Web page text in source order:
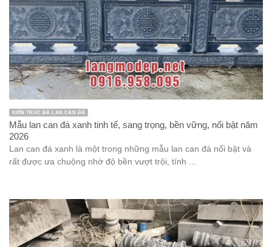
KIẾN TRÚC ĐÁ LAN CAN ĐÁ
Mẫu lan can đá xanh tinh tế, sang trọng, bền vững, nổi bật năm
2026
Lan can đá xanh là một trong những mẫu lan can đá nổi bật và
rất được ưa chuộng nhờ độ bền vượt trội, tính ...